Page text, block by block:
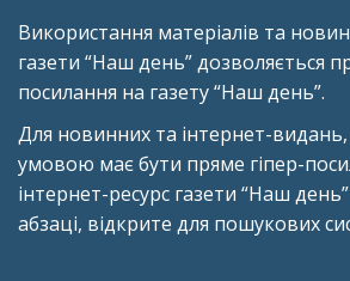
Використання матеріалів та
газети “Наш день” дозволяється
посилання на газету “Наш день”.
Для новинних та інтернет-
умовою має бути пряме гіпер-
інтернет-ресурс газети “Наш
абзаці, відкрите для пошукових